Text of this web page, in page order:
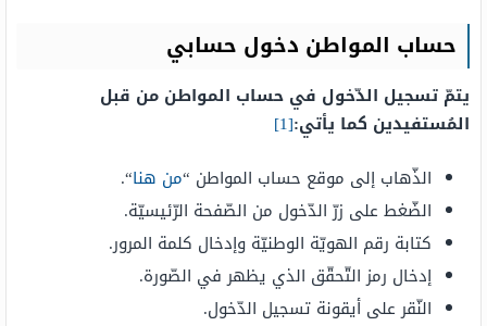
حساب المواطن دخول حسابي
يتمّ تسجيل الدّخول في حساب المواطن من قبل
المُستفيدين كما يأتي:[1]
الذّهاب إلى موقع حساب المواطن “من هنا“.
الضّغط على زرّ الدّخول من الصّفحة الرّئيسيّة.
كتابة رقم الهويّة الوطنيّة وإدخال كلمة المرور.
إدخال رمز التّحقّق الذي يظهر في الصّورة.
النّقر على أيقونة تسجيل الدّخول.